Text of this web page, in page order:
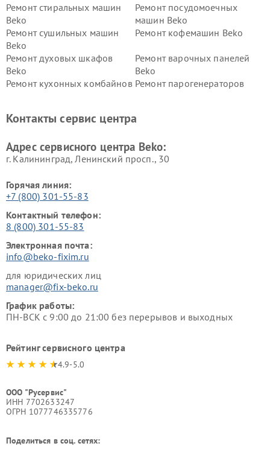
Ремонт стиральных машин
Beko
Ремонт посудомоечных
машин Beko
Ремонт сушильных машин
Beko
Ремонт кофемашин Beko
Ремонт духовых шкафов
Beko
Ремонт варочных панелей
Beko
Ремонт кухонных комбайнов Ремонт парогенераторов
Ремонт холодильников Beko Ремонт морозильных камер
Контакты сервис центра
Адрес сервисного центра Beko:
г. Калининград, Ленинский просп., 30
Горячая линия:
+7 (800) 301-55-83
Контактный телефон:
8 (800) 301-55-83
Электронная почта:
info@beko-fixim.ru
для юридических лиц
manager@fix-beko.ru
График работы:
ПН-ВСК с 9:00 до 21:00 без перерывов и выходных
Рейтинг сервисного центра
4.9-5.0
ООО "Русервис"
ИНН 7702633247
ОГРН 1077746335776
Поделиться в соц. сетях: